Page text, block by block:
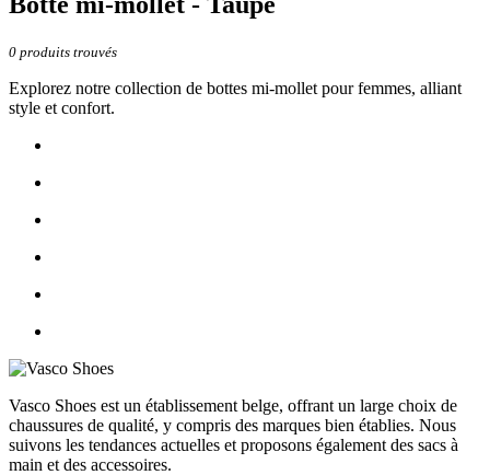
0 produits trouvés
Explorez notre collection de bottes mi-mollet pour femmes, alliant
style et confort.
Vasco Shoes est un établissement belge, offrant un large choix de
chaussures de qualité, y compris des marques bien établies. Nous
suivons les tendances actuelles et proposons également des sacs à
main et des accessoires.